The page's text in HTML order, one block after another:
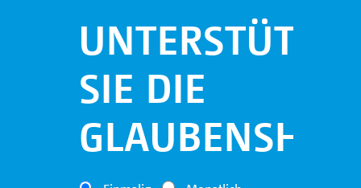
SIE DIE